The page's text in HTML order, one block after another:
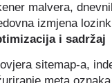
malvera,
izmjena
i sadržaj
sitemap-a,